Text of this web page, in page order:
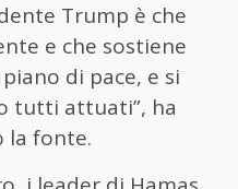
Trump è che
e che sostiene
di pace, e si
tutti attuati”, ha
la fonte.